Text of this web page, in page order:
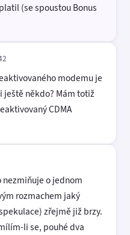
(se spoustou Bonus
modemu je
někdo? Mám totiž
CDMA
nezmiňuje o jednom
rozmachem jaký
zřejmě již brzy.
li se, pouhé dva